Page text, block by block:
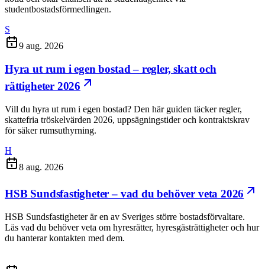
studentbostadsförmedlingen.
S
9 aug. 2026
Hyra ut rum i egen bostad – regler, skatt och
rättigheter 2026
Vill du hyra ut rum i egen bostad? Den här guiden täcker regler,
skattefria tröskelvärden 2026, uppsägningstider och kontraktskrav
för säker rumsuthyrning.
H
8 aug. 2026
HSB Sundsfastigheter – vad du behöver veta 2026
HSB Sundsfastigheter är en av Sveriges större bostadsförvaltare.
Läs vad du behöver veta om hyresrätter, hyresgästrättigheter och hur
du hanterar kontakten med dem.